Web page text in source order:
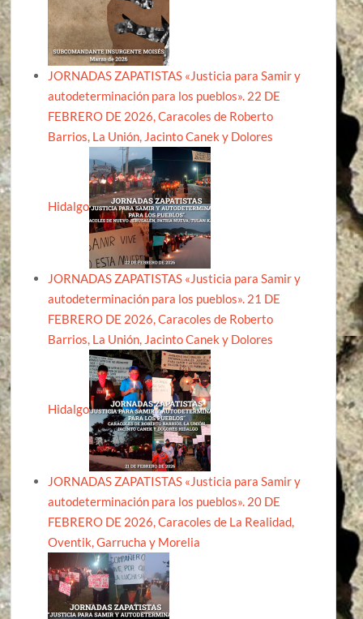
JORNADAS ZAPATISTAS «Justicia para Samir y
autodeterminación para los pueblos». 22 DE
FEBRERO DE 2026, Caracoles de Roberto
Barrios, La Unión, Jacinto Canek y Dolores
Hidalgo
JORNADAS ZAPATISTAS «Justicia para Samir y
autodeterminación para los pueblos». 21 DE
FEBRERO DE 2026, Caracoles de Roberto
Barrios, La Unión, Jacinto Canek y Dolores
Hidalgo
JORNADAS ZAPATISTAS «Justicia para Samir y
autodeterminación para los pueblos». 20 DE
FEBRERO DE 2026, Caracoles de La Realidad,
Oventik, Garrucha y Morelia